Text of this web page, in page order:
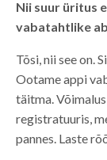
Nii suur üritus
vabatahtlike
Tõsi, nii see on.
Ootame appi
täitma.
registratuuris,
pannes. Laste